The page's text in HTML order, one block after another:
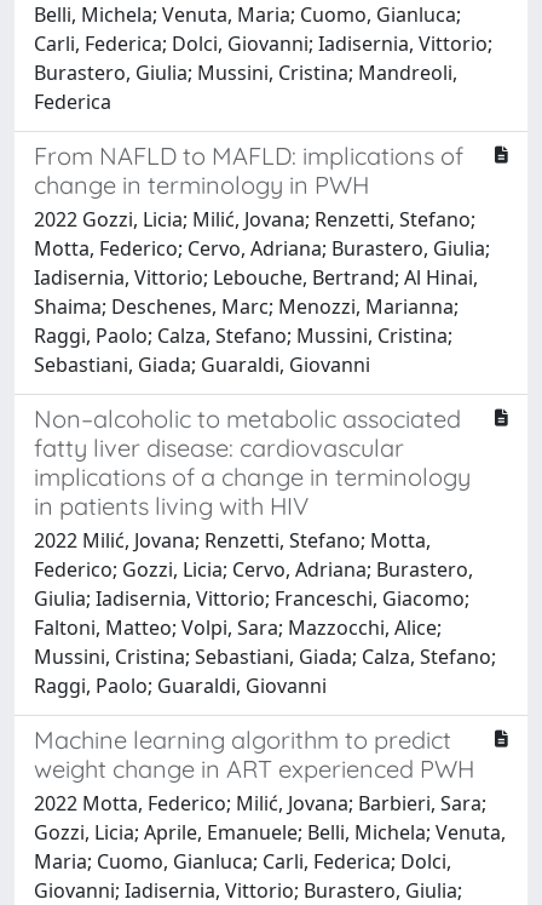
Belli, Michela; Venuta, Maria; Cuomo, Gianluca;
Carli, Federica; Dolci, Giovanni; Iadisernia, Vittorio;
Burastero, Giulia; Mussini, Cristina; Mandreoli,
Federica
From NAFLD to MAFLD: implications of
change in terminology in PWH
2022 Gozzi, Licia; Milić, Jovana; Renzetti, Stefano;
Motta, Federico; Cervo, Adriana; Burastero, Giulia;
Iadisernia, Vittorio; Lebouche, Bertrand; Al Hinai,
Shaima; Deschenes, Marc; Menozzi, Marianna;
Raggi, Paolo; Calza, Stefano; Mussini, Cristina;
Sebastiani, Giada; Guaraldi, Giovanni
Non–alcoholic to metabolic associated
fatty liver disease: cardiovascular
implications of a change in terminology
in patients living with HIV
2022 Milić, Jovana; Renzetti, Stefano; Motta,
Federico; Gozzi, Licia; Cervo, Adriana; Burastero,
Giulia; Iadisernia, Vittorio; Franceschi, Giacomo;
Faltoni, Matteo; Volpi, Sara; Mazzocchi, Alice;
Mussini, Cristina; Sebastiani, Giada; Calza, Stefano;
Raggi, Paolo; Guaraldi, Giovanni
Machine learning algorithm to predict
weight change in ART experienced PWH
2022 Motta, Federico; Milić, Jovana; Barbieri, Sara;
Gozzi, Licia; Aprile, Emanuele; Belli, Michela; Venuta,
Maria; Cuomo, Gianluca; Carli, Federica; Dolci,
Giovanni; Iadisernia, Vittorio; Burastero, Giulia;